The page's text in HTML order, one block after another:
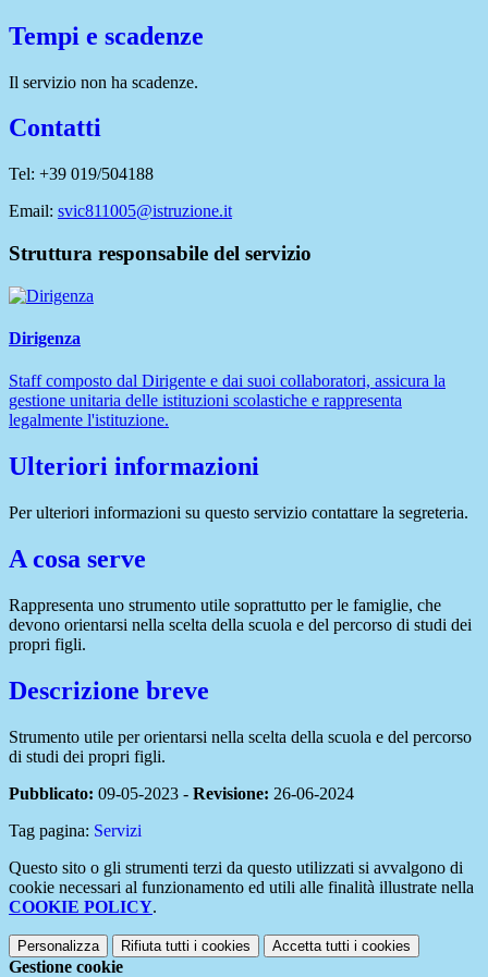
Tempi e scadenze
Il servizio non ha scadenze.
Contatti
Tel: +39 019/504188
Email: svic811005@istruzione.it
Struttura responsabile del servizio
Dirigenza
Staff composto dal Dirigente e dai suoi collaboratori, assicura la
gestione unitaria delle istituzioni scolastiche e rappresenta
legalmente l'istituzione.
Ulteriori informazioni
Per ulteriori informazioni su questo servizio contattare la segreteria.
A cosa serve
Rappresenta uno strumento utile soprattutto per le famiglie, che
devono orientarsi nella scelta della scuola e del percorso di studi dei
propri figli.
Descrizione breve
Strumento utile per orientarsi nella scelta della scuola e del percorso
di studi dei propri figli.
Pubblicato: 09-05-2023 - Revisione: 26-06-2024
Tag pagina: Servizi
Questo sito o gli strumenti terzi da questo utilizzati si avvalgono di
cookie necessari al funzionamento ed utili alle finalità illustrate nella
COOKIE POLICY.
Personalizza Rifiuta tutti i cookies Accetta tutti i cookies
Gestione cookie